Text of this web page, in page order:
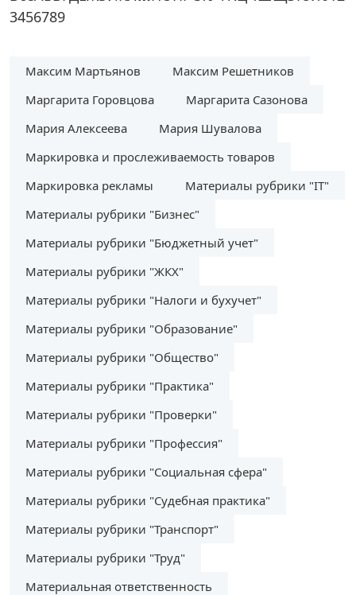
3456789
Максим Мартьянов
Максим Решетников
Маргарита Горовцова
Маргарита Сазонова
Мария Алексеева
Мария Шувалова
Маркировка и прослеживаемость товаров
Маркировка рекламы
Материалы рубрики "IT"
Материалы рубрики "Бизнес"
Материалы рубрики "Бюджетный учет"
Материалы рубрики "ЖКХ"
Материалы рубрики "Налоги и бухучет"
Материалы рубрики "Образование"
Материалы рубрики "Общество"
Материалы рубрики "Практика"
Материалы рубрики "Проверки"
Материалы рубрики "Профессия"
Материалы рубрики "Социальная сфера"
Материалы рубрики "Судебная практика"
Материалы рубрики "Транспорт"
Материалы рубрики "Труд"
Материальная ответственность